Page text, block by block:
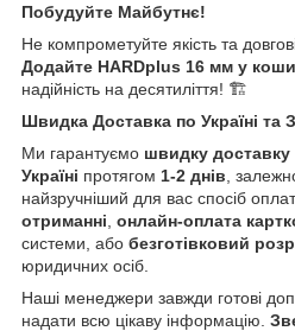
Побудуйте Майбутнє!
Не компрометуйте якість та
Додайте HARDplus 16 мм у
надійність на десятиліття! 🏗️
Швидка Доставка по Україні та
Ми гарантуємо швидку доставку
Україні протягом 1-2 днів ,
найзручніший для вас спосіб
отриманні онлайн-оплата
системи, або безготівковий
юридичних осіб.
Наші менеджери завжди готові
надати всю цікаву інформацію.